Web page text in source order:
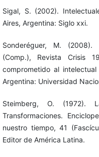
Sigal, S. (2002).
Aires, Argentina: Siglo xxi.
Sonderéguer, M. (2008).
(Comp.), Revista Crisis
comprometido al intelectual
Argentina: Universidad
Steimberg, O. (1972).
Transformaciones.
nuestro tiempo, 41
Editor de América Latina.